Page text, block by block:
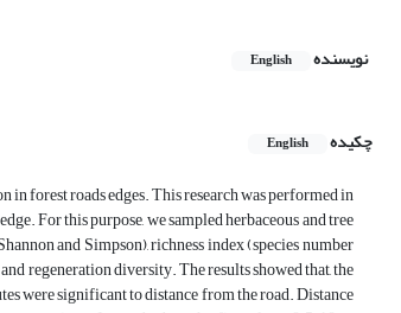
نویسنده English
چکیده English
forest roads edges. This research was performed in
For this purpose, we sampled herbaceous and tree
and Simpson), richness index (species number
regeneration diversity. The results showed that, the
were significant to distance from the road. Distance